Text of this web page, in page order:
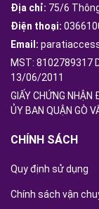
Địa chỉ: 75/6
Điện thoại:
Email:
MST: 8102789317
13/06/2011
GIẤY CHỨNG
ỦY BAN QUẬN GÒ
CHÍNH SÁCH
Quy định sử dụng
Chính sách vận